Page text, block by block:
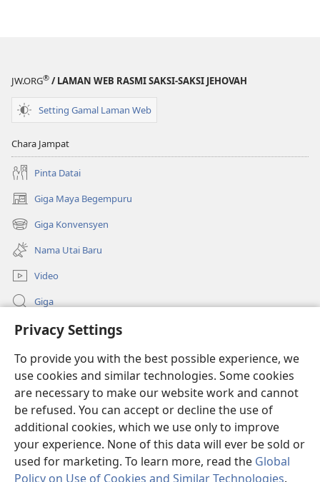
Privacy Settings
To provide you with the best possible experience, we
use cookies and similar technologies. Some cookies
are necessary to make our website work and cannot
be refused. You can accept or decline the use of
additional cookies, which we use only to improve
your experience. None of this data will ever be sold or
used for marketing. To learn more, read the Global
Policy on Use of Cookies and Similar Technologies.
JW.ORG® / LAMAN WEB RASMI SAKSI-SAKSI JEHOVAH
Setting Gamal Laman Web
Chara Jampat
Pinta Datai
Giga Maya Begempuru
(opens
new
window)
Giga Konvensyen
(opens
new
window)
Nama Utai Baru
Video
Giga
Penerang Global
Duit Pemeri
(opens
new
window)Watchtower LIBRARI ONLINE
(opens
new
JW Hub ®
(opens
new
window)